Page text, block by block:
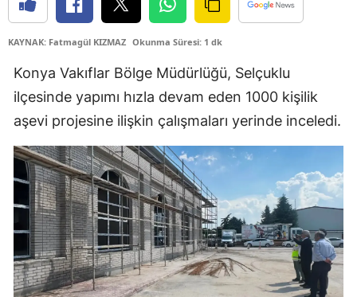
Denizli
Edirne
Elazığ
Erzincan
Erzurum
Eskişehir
Gaziantep
Giresun
KAYNAK: Fatmagül KIZMAZ Okunma Süresi: 1 dk
Konya Vakıflar Bölge Müdürlüğü, Selçuklu
ilçesinde yapımı hızla devam eden 1000 kişilik
aşevi projesine ilişkin çalışmaları yerinde inceledi.